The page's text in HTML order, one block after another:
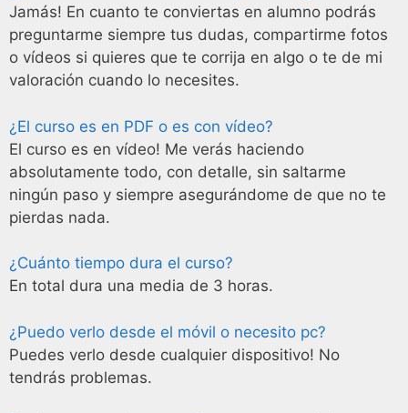
Jamás! En cuanto te conviertas en alumno podrás
preguntarme siempre tus dudas, compartirme fotos
o vídeos si quieres que te corrija en algo o te de mi
valoración cuando lo necesites.
¿El curso es en PDF o es con vídeo?
El curso es en vídeo! Me verás haciendo
absolutamente todo, con detalle, sin saltarme
ningún paso y siempre asegurándome de que no te
pierdas nada.
¿Cuánto tiempo dura el curso?
En total dura una media de 3 horas.
¿Puedo verlo desde el móvil o necesito pc?
Puedes verlo desde cualquier dispositivo! No
tendrás problemas.